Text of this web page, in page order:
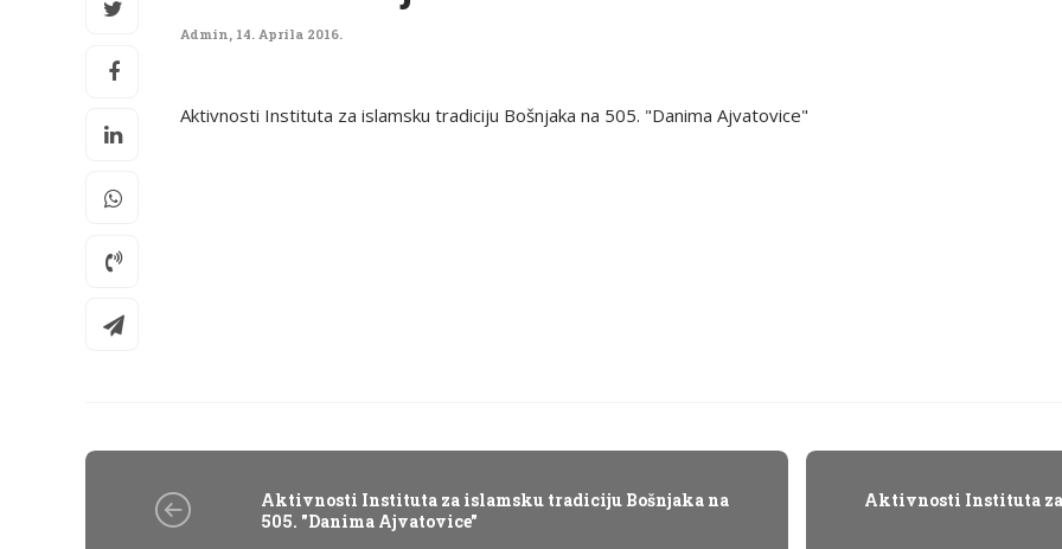
Admin, 14. Aprila 2016.
Aktivnosti Instituta za islamsku tradiciju Bošnjaka na 505. "Danima Ajvatovice"
Aktivnosti Instituta za islamsku tradiciju Bošnjaka na
505. "Danima Ajvatovice"
Aktivnosti Instituta